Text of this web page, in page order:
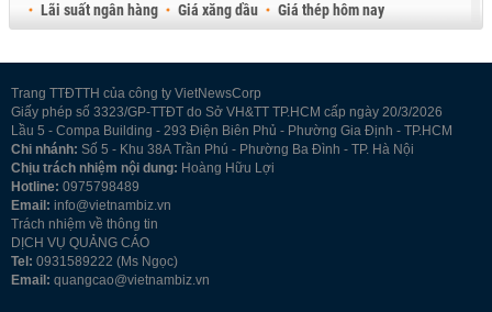
Lãi suất ngân hàng
Giá xăng dầu
Giá thép hôm nay
Trang TTĐTTH của công ty VietNewsCorp
Giấy phép số 3323/GP-TTĐT do Sở VH&TT TP.HCM cấp ngày 20/3/2026
Lầu 5 - Compa Building - 293 Điện Biên Phủ - Phường Gia Định - TP.HCM
Chi nhánh: Số 5 - Khu 38A Trần Phú - Phường Ba Đình - TP. Hà Nội
Chịu trách nhiệm nội dung: Hoàng Hữu Lợi
Hotline: 0975798489
Email: info@vietnambiz.vn
Trách nhiệm về thông tin
DỊCH VỤ QUẢNG CÁO
Tel: 0931589222 (Ms Ngọc)
Email: quangcao@vietnambiz.vn